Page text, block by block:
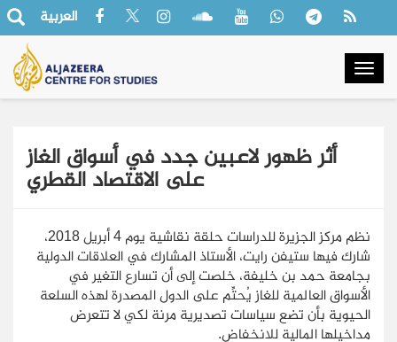
العربية
أثر ظهور لاعبين جدد في أسواق الغاز
على الاقتصاد القطري
نظم مركز الجزيرة للدراسات حلقة نقاشية يوم 4 أبريل 2018،
شارك فيها ستيفن رايت، الأستاذ المشارك في العلاقات الدولية
بجامعة حمد بن خليفة، خلصت إلى أن تسارع التغير في
الأسواق العالمية للغاز يُحتِّم على الدول المصدرة لهذه السلعة
الحيوية بأن تضع سياسات تصديرية مرنة لكي لا تتعرض
مداخيلها المالية للانخفاض.